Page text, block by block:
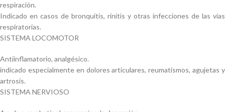
respiración.
Indicado en casos de bronquitis, rinitis y otras infecciones de las vías
respiratorias.
SISTEMA LOCOMOTOR
Antiinflamatorio, analgésico.
indicado especialmente en dolores articulares, reumatismos, agujetas y
artrosis.
SISTEMA NERVIOSO